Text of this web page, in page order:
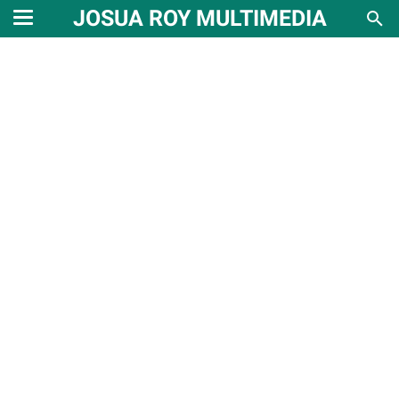
JOSUA ROY MULTIMEDIA